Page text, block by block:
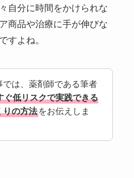
自分に時間をかけられな
商品や治療に手が伸びな
すよね。
では、薬剤師である筆者
ぐ低リスクで実践できる
りの方法をお伝えしま